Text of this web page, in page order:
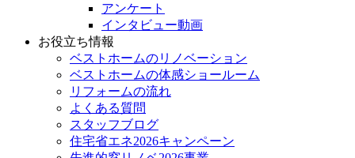
アンケート
インタビュー動画
お役立ち情報
ベストホームのリノベーション
ベストホームの体感ショールーム
リフォームの流れ
よくある質問
スタッフブログ
住宅省エネ2026キャンペーン